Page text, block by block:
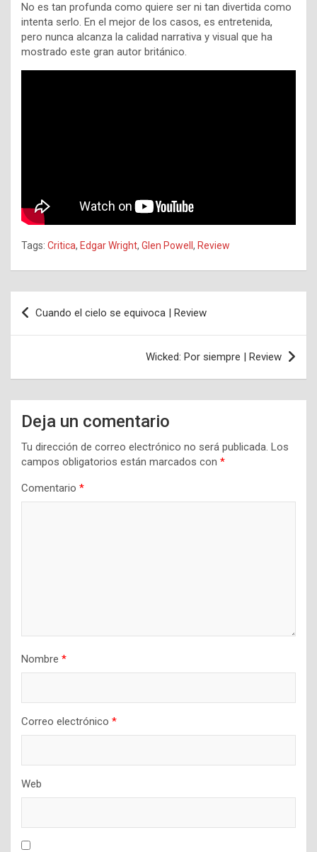
No es tan profunda como quiere ser ni tan divertida como
intenta serlo. En el mejor de los casos, es entretenida,
pero nunca alcanza la calidad narrativa y visual que ha
mostrado este gran autor británico.
Tags: Critica, Edgar Wright, Glen Powell , Review
Navegación
de
Cuando el cielo se equivoca | Review
Wicked: Por siempre | Review
Deja un comentario
Tu dirección de correo electrónico no será publicada. Los
campos obligatorios están marcados con *
Comentario *
Nombre *
Correo electrónico *
Web